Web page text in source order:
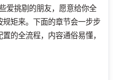
爱挑剔的朋友，愿意给你全
矩来。下面的章节会一步步
的全流程，内容通俗易懂，